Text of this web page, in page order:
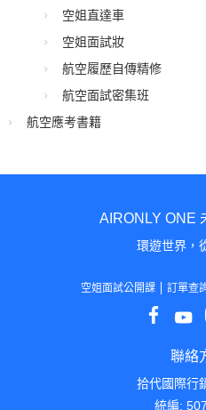
空姐直達車
空姐面試妝
航空履歷自傳精修
航空面試密集班
航空應考書籍
AIRONLY ONE
環遊世界，
空姐面試公開課 訂單查
聯絡
拾代國際行
統編: